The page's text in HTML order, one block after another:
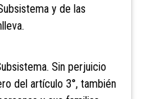
y de las
Sin perjuicio
del artículo 3°, también